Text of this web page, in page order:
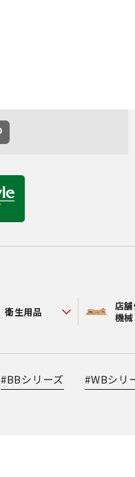
衛生用品
店舗
機械
#BBシリーズ #WBシリ